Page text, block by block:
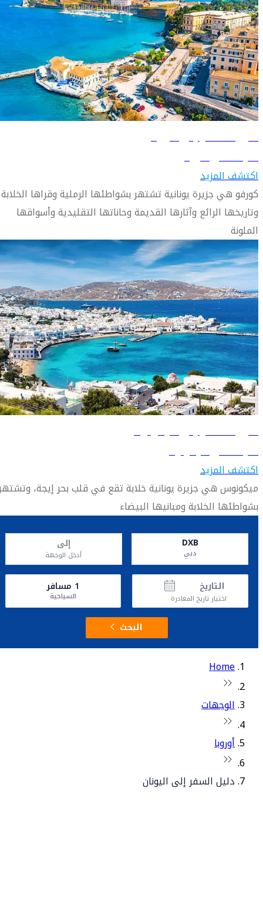
دليل السفر إلى كورفو
تعرّف على كورفو
اكتشف المزيد
كورفو هي جزيرة يونانية تشتهر بشواطئها الرملية وقراها الخلابة
وتاريخها الرائع وآثارها القديمة وحاناتها التقليدية وأسواقها
الملونة
دليل السفر إلى ميكونوس
تعرّف على ميكونوس
اكتشف المزيد
ميكونوس هي جزيرة يونانية خلابة تقع في قلب بحر إيجة،
بشواطئها الخلابة ومبانيها البيضاء
DXB
دبي
إلى
أدخل الوجهة
التاريخ
اختيار تاريخ المغادرة
1 مسافر
السياحية
البحث
Home
الوجهات
أوروبا
دليل السفر إلى اليونان